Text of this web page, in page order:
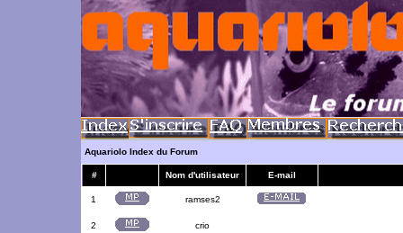
Aquariolo Index du Forum
# Nom d'utilisateur E-mail
1 ramses2
2 crio